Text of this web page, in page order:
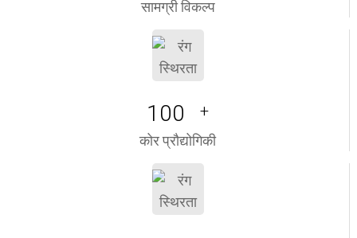
सामग्री विकल्प
100 +
कोर प्रौद्योगिकी